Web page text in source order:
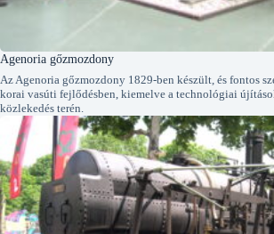
Agenoria gőzmozdony
Az Agenoria gőzmozdony 1829-ben készült, és fontos
korai vasúti fejlődésben, kiemelve a technológiai
közlekedés terén.